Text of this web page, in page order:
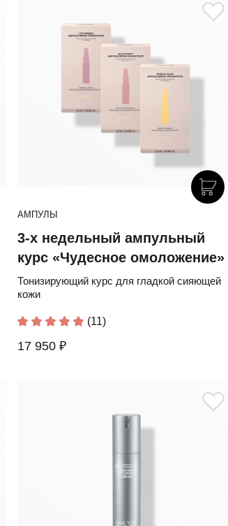
АМПУЛЫ
3-х недельный ампульный
курс «Чудесное омоложение»
Тонизирующий курс для гладкой сияющей
кожи
(11)
17 950 ₽